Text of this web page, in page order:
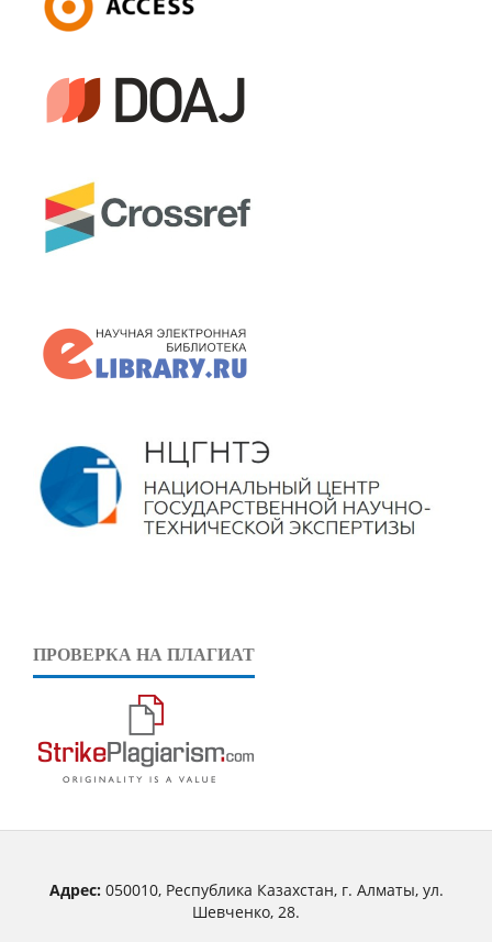
ПРОВЕРКА НА ПЛАГИАТ
Адрес:050010, Республика Казахстан, г. Алматы, ул.
Шевченко, 28.